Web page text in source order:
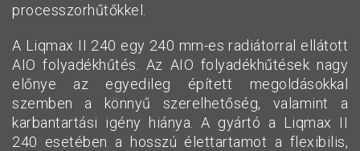
processzorhűtőkkel.
A Liqmax II 240 egy 240 mm-es radiátorral ellátott
AIO folyadékhűtés. Az AIO folyadékhűtések nagy
előnye az egyedileg épített megoldásokkal
szemben a könnyű szerelhetőség, valamint a
karbantartási igény hiánya. A gyártó a Liqmax II
240 esetében a hosszú élettartamot a flexibilis,